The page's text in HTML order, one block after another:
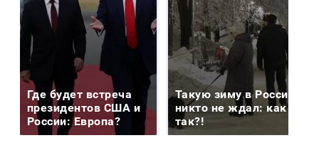
Где будет встреча
президентов США и
России: Европа?
Такую зиму в России
никто не ждал: как
так?!